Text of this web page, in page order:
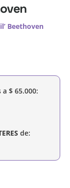
Beethoven
a $ 65.000:
de: